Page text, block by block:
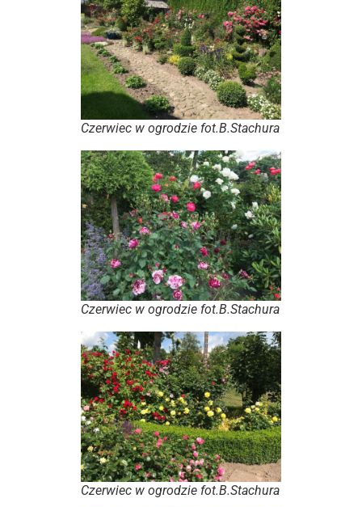
Czerwiec w ogrodzie fot.B.Stachura
Czerwiec w ogrodzie fot.B.Stachura
Czerwiec w ogrodzie fot.B.Stachura